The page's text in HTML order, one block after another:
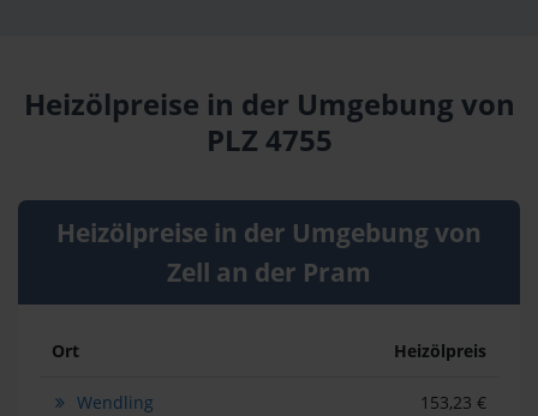
Heizölpreise in der Umgebung von
PLZ 4755
Heizölpreise in der Umgebung von
Zell an der Pram
Ort Heizölpreis
Wendling 153,23 €